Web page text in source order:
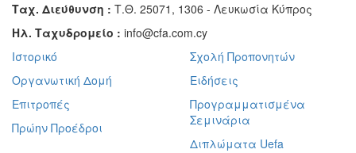
Ταχ. Διεύθυνση : Τ.Θ. 25071, 1306 - Λευκωσία Κύπρος
Ηλ. Ταχυδρομείο : info@cfa.com.cy
Ιστορικό
Οργανωτική Δομή
Επιτροπές
Πρώην Προέδροι
Σχολή Προπονητών
Ειδήσεις
Προγραμματισμένα
Σεμινάρια
Διπλώματα Uefa